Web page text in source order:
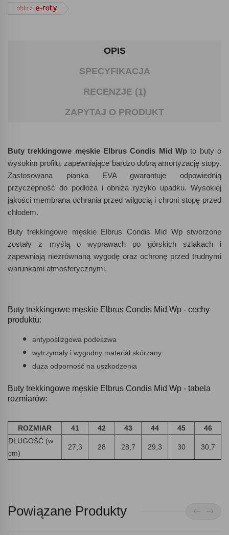
OPIS
SPECYFIKACJA
RECENZJE (1)
ZAPYTAJ O PRODUKT
Buty trekkingowe męskie Elbrus Condis Mid Wpto buty o
wysokim profilu, zapewniające bardzo dobrą amortyzację stopy.
Zastosowana pianka EVA gwarantuje odpowiednią
przyczepność do podłoża i obniża ryzyko upadku. Wysokiej
jakości membrana ochrania przed wilgocią i chroni stopę przed
chłodem.
Buty trekkingowe męskie Elbrus Condis Mid Wp stworzone
zostały z myślą o wyprawach po górskich szlakach i
zapewniają niezrównaną wygodę oraz ochronę przed trudnymi
warunkami atmosferycznymi.
Buty trekkingowe męskie Elbrus Condis Mid Wp - cechy
produktu:
antypoślizgowa podeszwa
wytrzymały i wygodny materiał skórzany
duża odporność na uszkodzenia
Buty trekkingowe męskie Elbrus Condis Mid Wp - tabela
rozmiarów:
ROZMIAR 41 42 43 44 45
46
DŁUGOŚĆ (w
cm)
27,3 28 28,7 29,3 30 30,7
Powiązane Produkty